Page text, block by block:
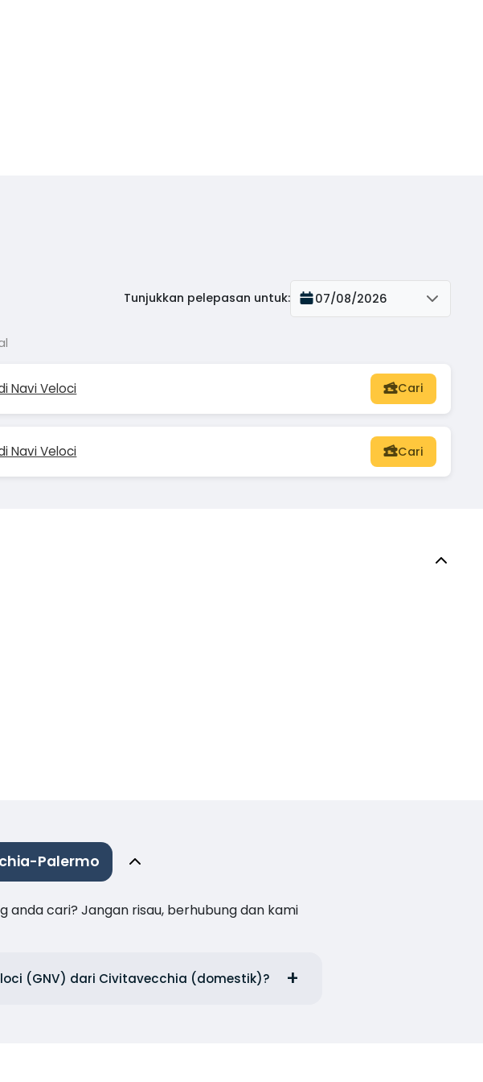
Tunjukkan pelepasan untuk: 07/08/2026
Navi Veloci Cari
Navi Veloci Cari
Palermo
anda cari? Jangan risau, berhubung dan kami
(GNV) dari Civitavecchia (domestik)?